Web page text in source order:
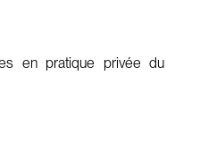
en pratique privée du